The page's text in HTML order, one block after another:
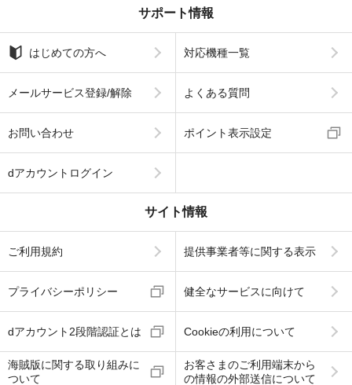
サポート情報
はじめての方へ 対応機種一覧
メールサービス登録/解除 よくある質問
お問い合わせ ポイント表示設定
dアカウントログイン
サイト情報
ご利用規約 提供事業者等に関する表示
プライバシーポリシー 健全なサービスに向けて
dアカウント2段階認証とは Cookieの利用について
海賊版に関する取り組みに
ついて
お客さまのご利用端末から
の情報の外部送信について